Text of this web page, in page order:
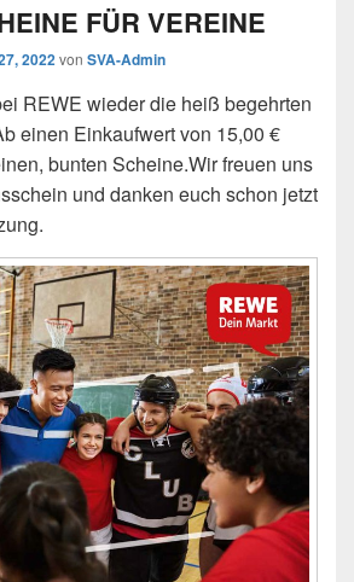
FÜR VEREINE
2022von SVA-Admin
REWE wieder die heiß begehrten
einen Einkaufwert von 15,00 €
bunten Scheine.Wir freuen uns
und danken euch schon jetzt